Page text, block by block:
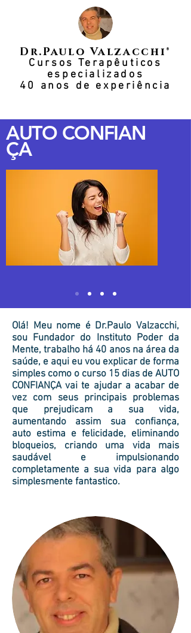
Dr.Paulo Valzacchi®
Cursos Terapêuticos
especializados
40 anos de experiência
AUTO CONFIAN
ÇA
Olá! Meu nome é Dr.Paulo Valzacchi,
sou Fundador do Instituto Poder da
Mente, trabalho há 40 anos na área da
saúde, e aqui eu vou explicar de forma
simples como o curso 15 dias de AUTO
CONFIANÇA vai te ajudar a acabar de
vez com seus principais problemas
que prejudicam a sua vida,
aumentando assim sua confiança,
auto estima e felicidade, eliminando
bloqueios, criando uma vida mais
saudável e impulsionando
completamente a sua vida para algo
simplesmente fantastico.